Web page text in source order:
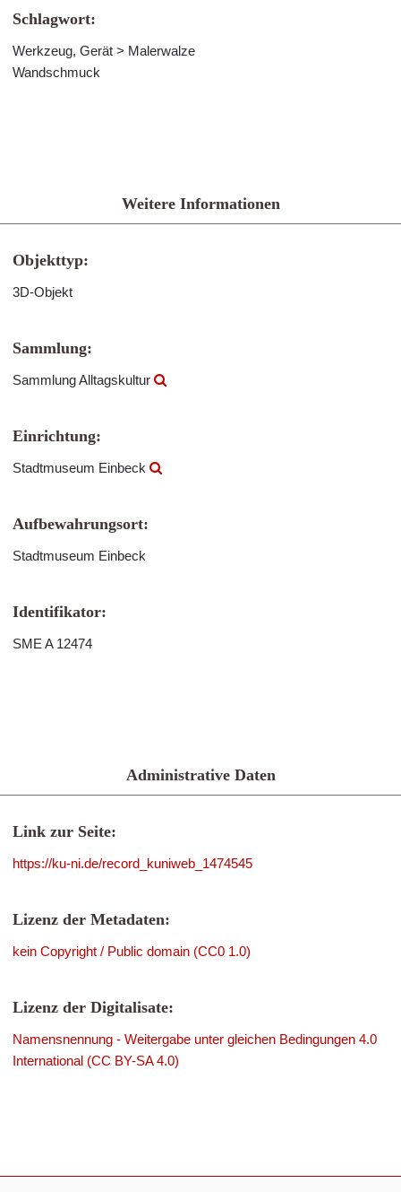
Schlagwort:
Werkzeug, Gerät > Malerwalze
Wandschmuck
Weitere Informationen
Objekttyp:
3D-Objekt
Sammlung:
Sammlung Alltagskultur
Einrichtung:
Stadtmuseum Einbeck
Aufbewahrungsort:
Stadtmuseum Einbeck
Identifikator:
SME A 12474
Administrative Daten
Link zur Seite:
https://ku-ni.de/record_kuniweb_1474545
Lizenz der Metadaten:
kein Copyright / Public domain (CC0 1.0)
Lizenz der Digitalisate:
Namensnennung - Weitergabe unter gleichen Bedingungen 4.0
International (CC BY-SA 4.0)